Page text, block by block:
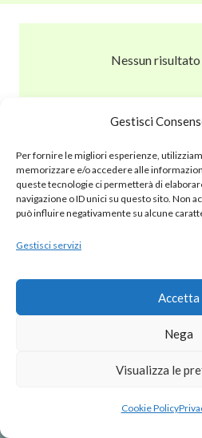
Gestisci
Per fornire le migliori esperienze,
memorizzare e/o accedere alle
queste tecnologie ci permetterà di
navigazione o ID unici su questo sito. Non
può influire negativamente su alcune
Gestisci servizi
Accetta
Nega
Visualizza le
Cookie Policy
Nessun
antoniopalumbo.it
Cookie Policy (UE)
Privacy Policy